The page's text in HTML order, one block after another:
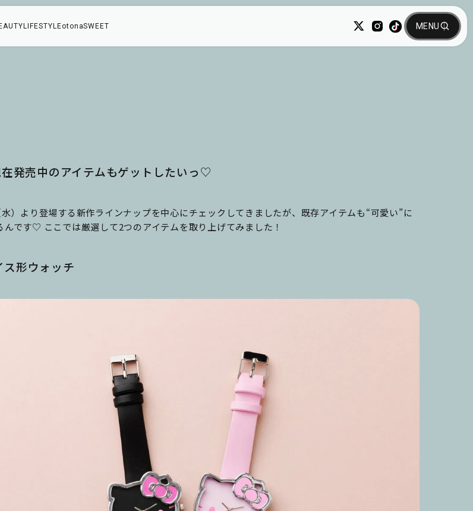
LIFESTYLEotonaSWEET
発売中のアイテムもゲットしたいっ♡
）より登場する新作ラインナップを中心にチェックしてきましたが、既存アイテムも“可愛い”に
んです♡ ここでは厳選して2つのアイテムを取り上げてみました！
形ウォッチ